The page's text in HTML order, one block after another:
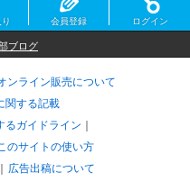
会員登録 ログイン
ブログ
ンライン販売について
関する記載
るガイドライン
のサイトの使い方
広告出稿について